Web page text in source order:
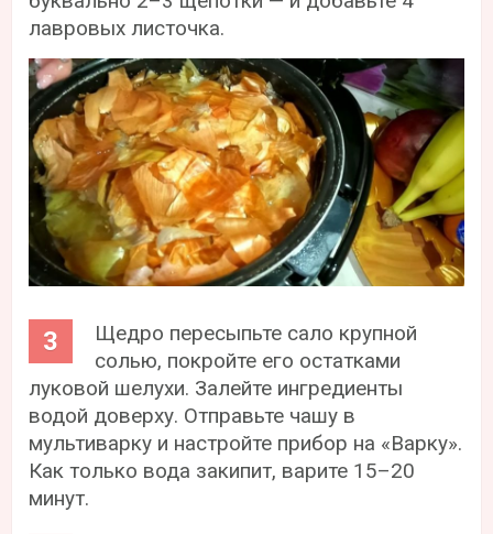
лавровых листочка.
Щедро пересыпьте сало крупной
солью, покройте его остатками
луковой шелухи. Залейте ингредиенты
водой доверху. Отправьте чашу в
мультиварку и настройте прибор на «Варку».
Как только вода закипит, варите 15–20
минут.